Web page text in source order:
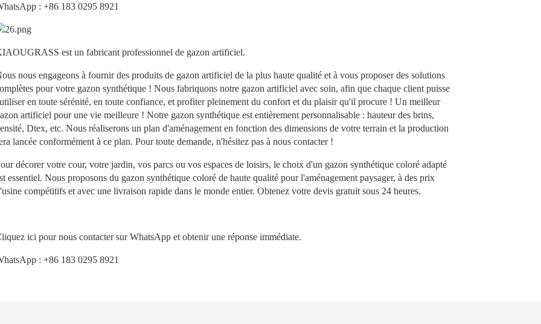
: +86 183 0295 8921
est un fabricant professionnel de gazon artificiel.
nous engageons à fournir des produits de gazon artificiel de la plus haute qualité et à vous proposer des solutions
pour votre gazon synthétique ! Nous fabriquons notre gazon artificiel avec soin, afin que chaque client puisse
en toute sérénité, en toute confiance, et profiter pleinement du confort et du plaisir qu'il procure ! Un meilleur
artificiel pour une vie meilleure ! Notre gazon synthétique est entièrement personnalisable : hauteur des brins,
Dtex, etc. Nous réaliserons un plan d'aménagement en fonction des dimensions de votre terrain et la production
lancée conformément à ce plan. Pour toute demande, n'hésitez pas à nous contacter !
décorer votre cour, votre jardin, vos parcs ou vos espaces de loisirs, le choix d'un gazon synthétique coloré adapté
essentiel. Nous proposons du gazon synthétique coloré de haute qualité pour l'aménagement paysager, à des prix
compétitifs et avec une livraison rapide dans le monde entier. Obtenez votre devis gratuit sous 24 heures.
ici pour nous contacter sur WhatsApp et obtenir une réponse immédiate.
: +86 183 0295 8921